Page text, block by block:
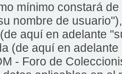
mínimo constará
nombre de
aquí en adelante
(de aquí en
- Foro de